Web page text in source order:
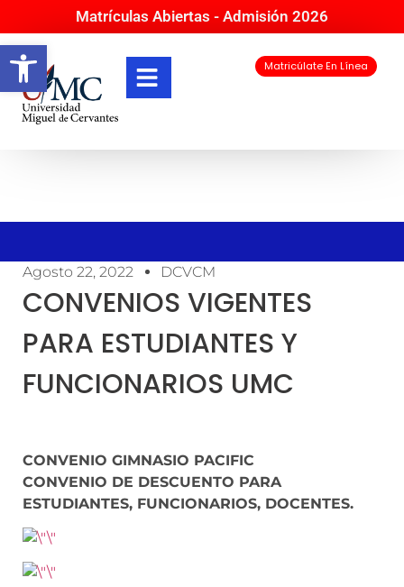
Abrir barra de herramientas
Matrículas Abiertas - Admisión 2026
Matricúlate En Línea
Agosto 22, 2022 DCVCM
CONVENIOS VIGENTES
PARA ESTUDIANTES Y
FUNCIONARIOS UMC
CONVENIO GIMNASIO PACIFIC
CONVENIO DE DESCUENTO PARA
ESTUDIANTES, FUNCIONARIOS, DOCENTES.